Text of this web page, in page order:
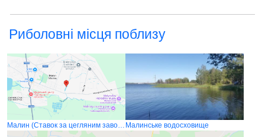
Риболовні місця поблизу
Малин (Ставок за цегляним заводом) Малинське водосховище